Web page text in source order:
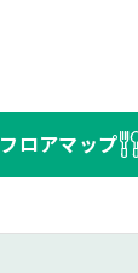
フロアマップ